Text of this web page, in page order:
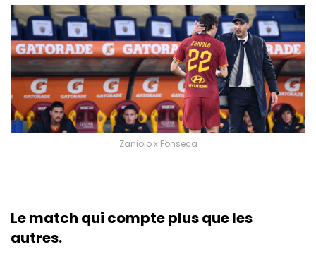
Zaniolo x Fonseca
Le match qui compte plus que les
autres.